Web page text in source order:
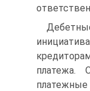
платежа.